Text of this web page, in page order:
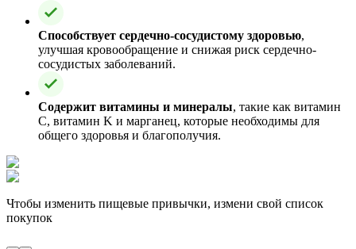
Способствует сердечно-сосудистому здоровью,
улучшая кровообращение и снижая риск сердечно-
сосудистых заболеваний.
Содержит витамины и минералы, такие как витамин
C, витамин K и марганец, которые необходимы для
общего здоровья и благополучия.
Чтобы изменить пищевые привычки, измени свой список
покупок